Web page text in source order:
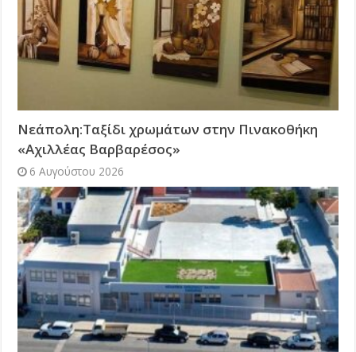
Νεάπολη:Ταξίδι χρωμάτων στην Πινακοθήκη
«Αχιλλέας Βαρβαρέσος»
6 Αυγούστου 2026